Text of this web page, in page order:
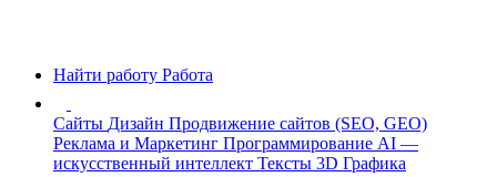
Найти работу Работа
Сайты Дизайн Продвижение сайтов (SEO, GEO)
Реклама и Маркетинг Программирование AI —
искусственный интеллект Тексты 3D Графика